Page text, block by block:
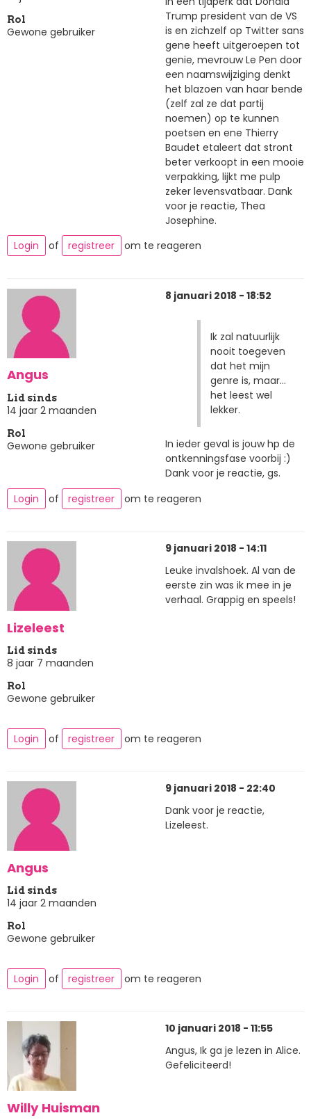
Rol
Gewone gebruiker
Trump president van de VS
is en zichzelf op Twitter sans
gene heeft uitgeroepen tot
genie, mevrouw Le Pen door
een naamswijziging denkt
het blazoen van haar bende
(zelf zal ze dat partij
noemen) op te kunnen
poetsen en ene Thierry
Baudet etaleert dat stront
beter verkoopt in een mooie
verpakking, lijkt me pulp
zeker levensvatbaar. Dank
voor je reactie, Thea
Josephine.
Login
of registreer om te reageren
Angus
Lid sinds
14 jaar 2 maanden
Rol
Gewone gebruiker
8 januari 2018 - 18:52
Ik zal natuurlijk
nooit toegeven
dat het mijn
genre is, maar...
het leest wel
lekker.
In ieder geval is jouw hp de
ontkenningsfase voorbij :)
Dank voor je reactie, gs.
Login
of registreer om te reageren
Lizeleest
Lid sinds
8 jaar 7 maanden
Rol
Gewone gebruiker
9 januari 2018 - 14:11
Leuke invalshoek. Al van de
eerste zin was ik mee in je
verhaal. Grappig en speels!
Login of registreer om te reageren
Angus
Lid sinds
14 jaar 2 maanden
Rol
Gewone gebruiker
9 januari 2018 - 22:40
Dank voor je reactie,
Lizeleest.
Login of registreer om te reageren
Willy Huisman
10 januari 2018 - 11:55
Angus, Ik ga je lezen in Alice.
Gefeliciteerd!